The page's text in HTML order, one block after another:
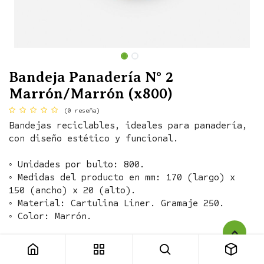
Bandeja Panadería N° 2
Marrón/Marrón (x800)
(0 reseña)
Bandejas reciclables, ideales para panadería,
con diseño estético y funcional.
◦ Unidades por bulto: 800.
◦ Medidas del producto en mm: 170 (largo) x
150 (ancho) x 20 (alto).
◦ Material: Cartulina Liner. Gramaje 250.
◦ Color: Marrón.
PRECIO POR BULTO:
24.348,00